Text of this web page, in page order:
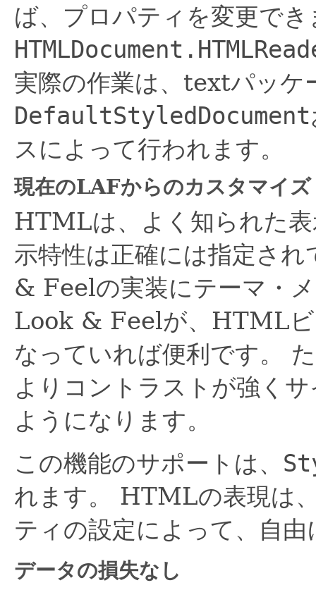
ば、プロパティを変更でき
実際の作業は、textパッケ
DefaultStyledDocument
スによって行われます。
現在のLAFからのカスタマイズ
HTMLは、よく知られた
示特性は正確には指定され
& Feelの実装にテーマ・
Look & Feelが、HTMLビ
なっていれば便利です。
よりコントラストが強く
ようになります。
この機能のサポートは、
れます。
HTMLの表現は
ティの設定によって、自
データの損失なし